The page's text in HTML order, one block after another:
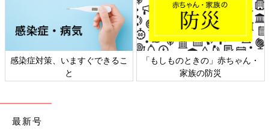
ます。約2時間後、部屋に行くと子どもが見当たらず、午前2時に
ドラム式洗濯機の中にいる子どもを発見しています。
このように発見が遅ければ窒息で亡くなりますし、発見が早くて
も酸素欠乏症で脳の機能低下などの後遺症が残る可能性もありま
す。
――ドラム式洗濯機の事故を防ぐには、どうしたらいいのでしょ
る製品の中には、そのような構造でないものもあります。
感染症対策、いますぐできるこ
と
「もしものときの」赤ちゃん・
家族の防災
最新号